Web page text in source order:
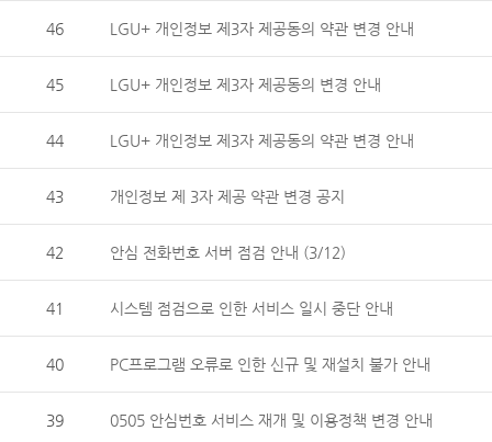
46 LGU+ 개인정보 제3자 제공동의 약관 변경 안내
45 LGU+ 개인정보 제3자 제공동의 변경 안내
44 LGU+ 개인정보 제3자 제공동의 약관 변경 안내
43 개인정보 제 3자 제공 약관 변경 공지
42 안심 전화번호 서버 점검 안내 (3/12)
41 시스템 점검으로 인한 서비스 일시 중단 안내
40 PC프로그램 오류로 인한 신규 및 재설치 불가 안내
39 0505 안심번호 서비스 재개 및 이용정책 변경 안내